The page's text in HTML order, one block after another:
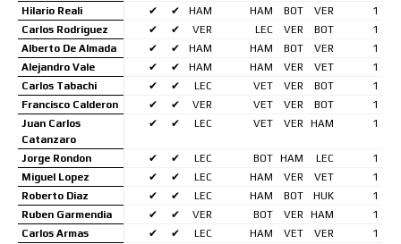
Hilario Reali
✔ ✔ HAM HAM BOT VER
1
Carlos Rodriguez
✔ ✔ VER LEC VER BOT
1
Alberto De Almada
✔ ✔ HAM HAM BOT VER
1
Alejandro Vale
✔ ✔ HAM HAM VER VET
1
Carlos Tabachi
✔ ✔ LEC VET VER BOT
1
Francisco Calderon
✔ ✔ VER VET VER BOT
1
Juan Carlos
Catanzaro
✔ ✔ LEC VET VER HAM 1
Jorge Rondon ✔ ✔ LEC BOT HAM LEC
1
Miguel Lopez
✔ ✔ LEC HAM VER VET
1
Roberto Diaz
✔ ✔ LEC HAM BOT HUK
1
Ruben Garmendia
✔ ✔ VER BOT VER HAM
1
Carlos Armas
✔ ✔ LEC HAM VET VER
1